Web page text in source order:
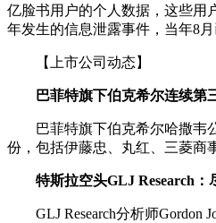
亿脸书用户的个人数据，这些用
年发生的信息泄露事件，当年8月
【上市公司动态】
巴菲特旗下伯克希尔连续第
巴菲特旗下伯克希尔哈撒韦公
份，包括伊藤忠、丸红、三菱商
特斯拉空头GLJ Research：
GLJ Research分析师Gordon